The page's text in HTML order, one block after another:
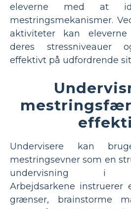
eleverne med at
mestringsmekanismer.
aktiviteter kan
deres stressniveauer
effektivt på udfordrende
Undervisere kan
mestringsevner som en
undervisning i
Arbejdsarkene
grænser, brainstorme